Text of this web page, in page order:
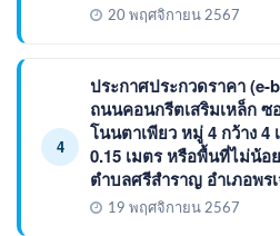
20 พฤศจิกายน 2567
4
ประกาศประกวดราคา (e-
ถนนคอนกรีตเสริมเหล็ก ซ
โนนตาเพียว หมู่ 4 กว้าง 4
0.15 เมตร หรือพื้นที่ไม่น้อ
ตำบลศรีสำราญ อำเภอพร
19 พฤศจิกายน 2567